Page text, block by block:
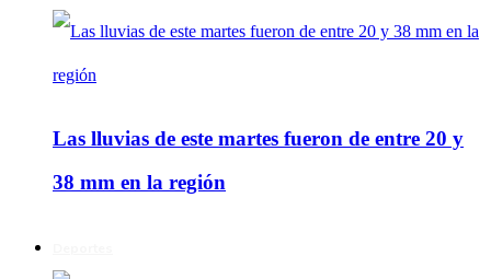
Las lluvias de este martes fueron de entre 20 y
38 mm en la región